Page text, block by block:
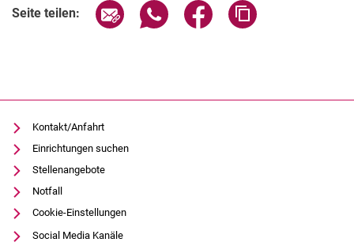
Seite teilen: Seite über E-Mail teilen
Seite über WhatsApp teilen
Seite über Facebook
Kontakt/Anfahrt
Einrichtungen suchen
Stellenangebote
Notfall
Cookie-Einstellungen
Social Media Kanäle